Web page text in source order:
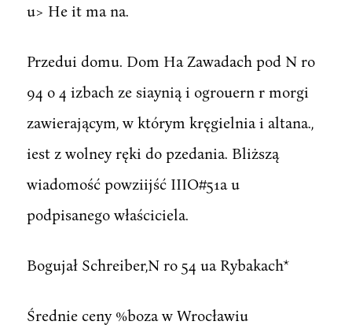
u> He it ma na.
Przedui domu. Dom Ha Zawadach pod N ro
94 o 4 izbach ze siaynią i ogrouern r morgi
zawierającym, w którym kręgielnia i altana.,
iest z wolney ręki do pzedania. Bliższą
wiadomość powziijść IIIO#51a u
podpisanego właściciela.
Bogujał Schreiber,N ro 54 ua Rybakach*
Średnie ceny %boza w Wrocławiu